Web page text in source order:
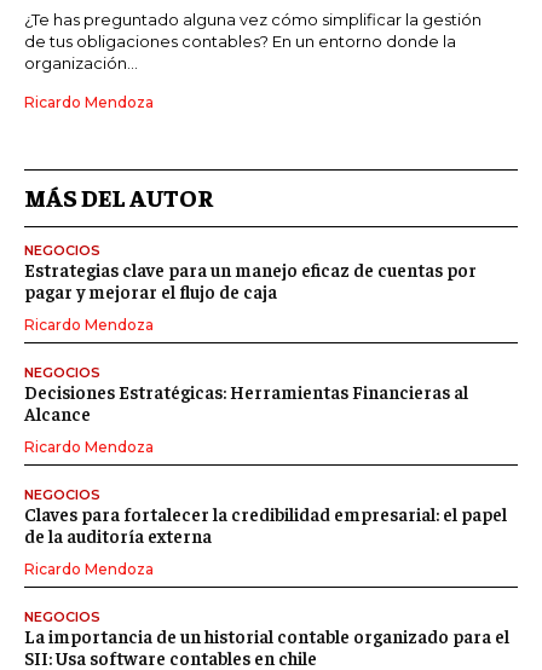
¿Te has preguntado alguna vez cómo simplificar la gestión
de tus obligaciones contables? En un entorno donde la
organización...
Ricardo Mendoza
MÁS DEL AUTOR
NEGOCIOS
Estrategias clave para un manejo eficaz de cuentas por
pagar y mejorar el flujo de caja
Ricardo Mendoza
NEGOCIOS
Decisiones Estratégicas: Herramientas Financieras al
Alcance
Ricardo Mendoza
NEGOCIOS
Claves para fortalecer la credibilidad empresarial: el papel
de la auditoría externa
Ricardo Mendoza
NEGOCIOS
La importancia de un historial contable organizado para el
SII: Usa software contables en chile